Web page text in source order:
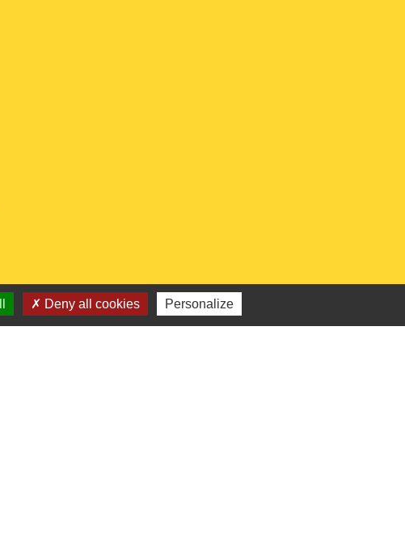
Deny all cookies Personalize